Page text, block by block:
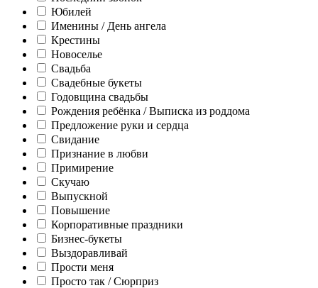
Юбилей
Именины / День ангела
Крестины
Новоселье
Свадьба
Свадебные букеты
Годовщина свадьбы
Рождения ребёнка / Выписка из роддома
Предложение руки и сердца
Свидание
Признание в любви
Примирение
Скучаю
Выпускной
Повышение
Корпоративные праздники
Бизнес-букеты
Выздоравливай
Прости меня
Просто так / Сюрприз